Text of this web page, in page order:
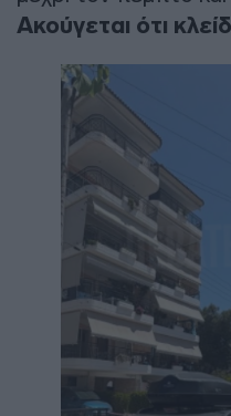
Ακούγεται ότι